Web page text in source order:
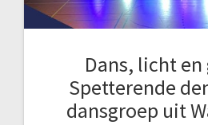
Dans, licht en
Spetterende
dansgroep uit